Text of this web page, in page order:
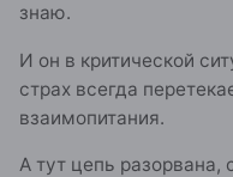
знаю.
И он в критической
страх всегда
взаимопитания.
А тут цепь